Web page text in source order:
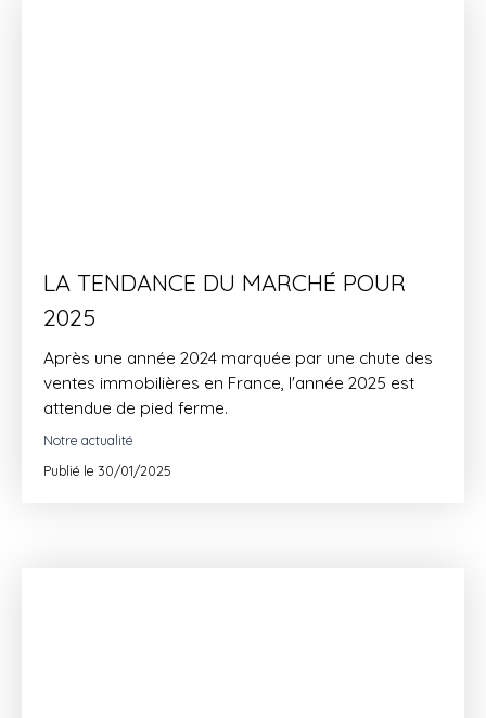
LA TENDANCE DU MARCHÉ POUR
2025
Après une année 2024 marquée par une chute des
ventes immobilières en France, l'année 2025 est
attendue de pied ferme.
Notre actualité
Publié le 30/01/2025